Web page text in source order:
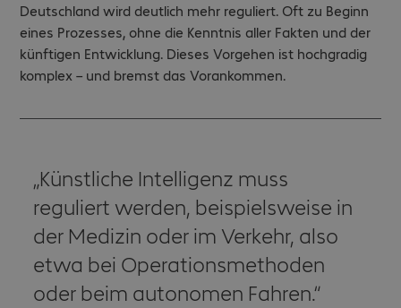
Deutschland wird deutlich mehr reguliert. Oft zu Beginn
eines Prozesses, ohne die Kenntnis aller Fakten und der
künftigen Entwicklung. Dieses Vorgehen ist hochgradig
komplex – und bremst das Vorankommen.
Künstliche Intelligenz muss
reguliert werden, beispielsweise in
der Medizin oder im Verkehr, also
etwa bei Operationsmethoden
oder beim autonomen Fahren.